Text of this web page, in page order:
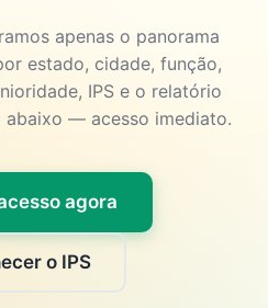
apenas o panorama
estado, cidade, função,
IPS e o relatório
abaixo — acesso imediato.
agora
o IPS